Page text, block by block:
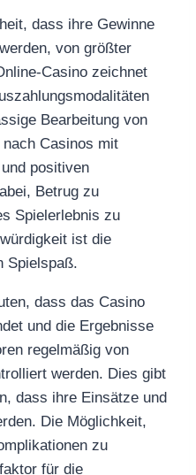
dass ihre Gewinne
von größter
Casino zeichnet
Bearbeitung von
Casinos mit
positiven
Betrug zu
Spielerlebnis zu
ist die
Spielspaß.
dass das Casino
und die Ergebnisse
regelmäßig von
werden. Dies gibt
dass ihre Einsätze und
Die Möglichkeit,
zu
für die